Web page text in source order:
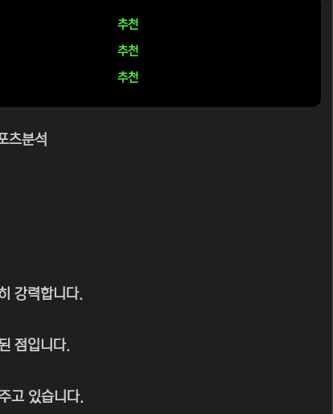
추천
추천
추천
츠분석
강력합니다.
점입니다.
고 있습니다.